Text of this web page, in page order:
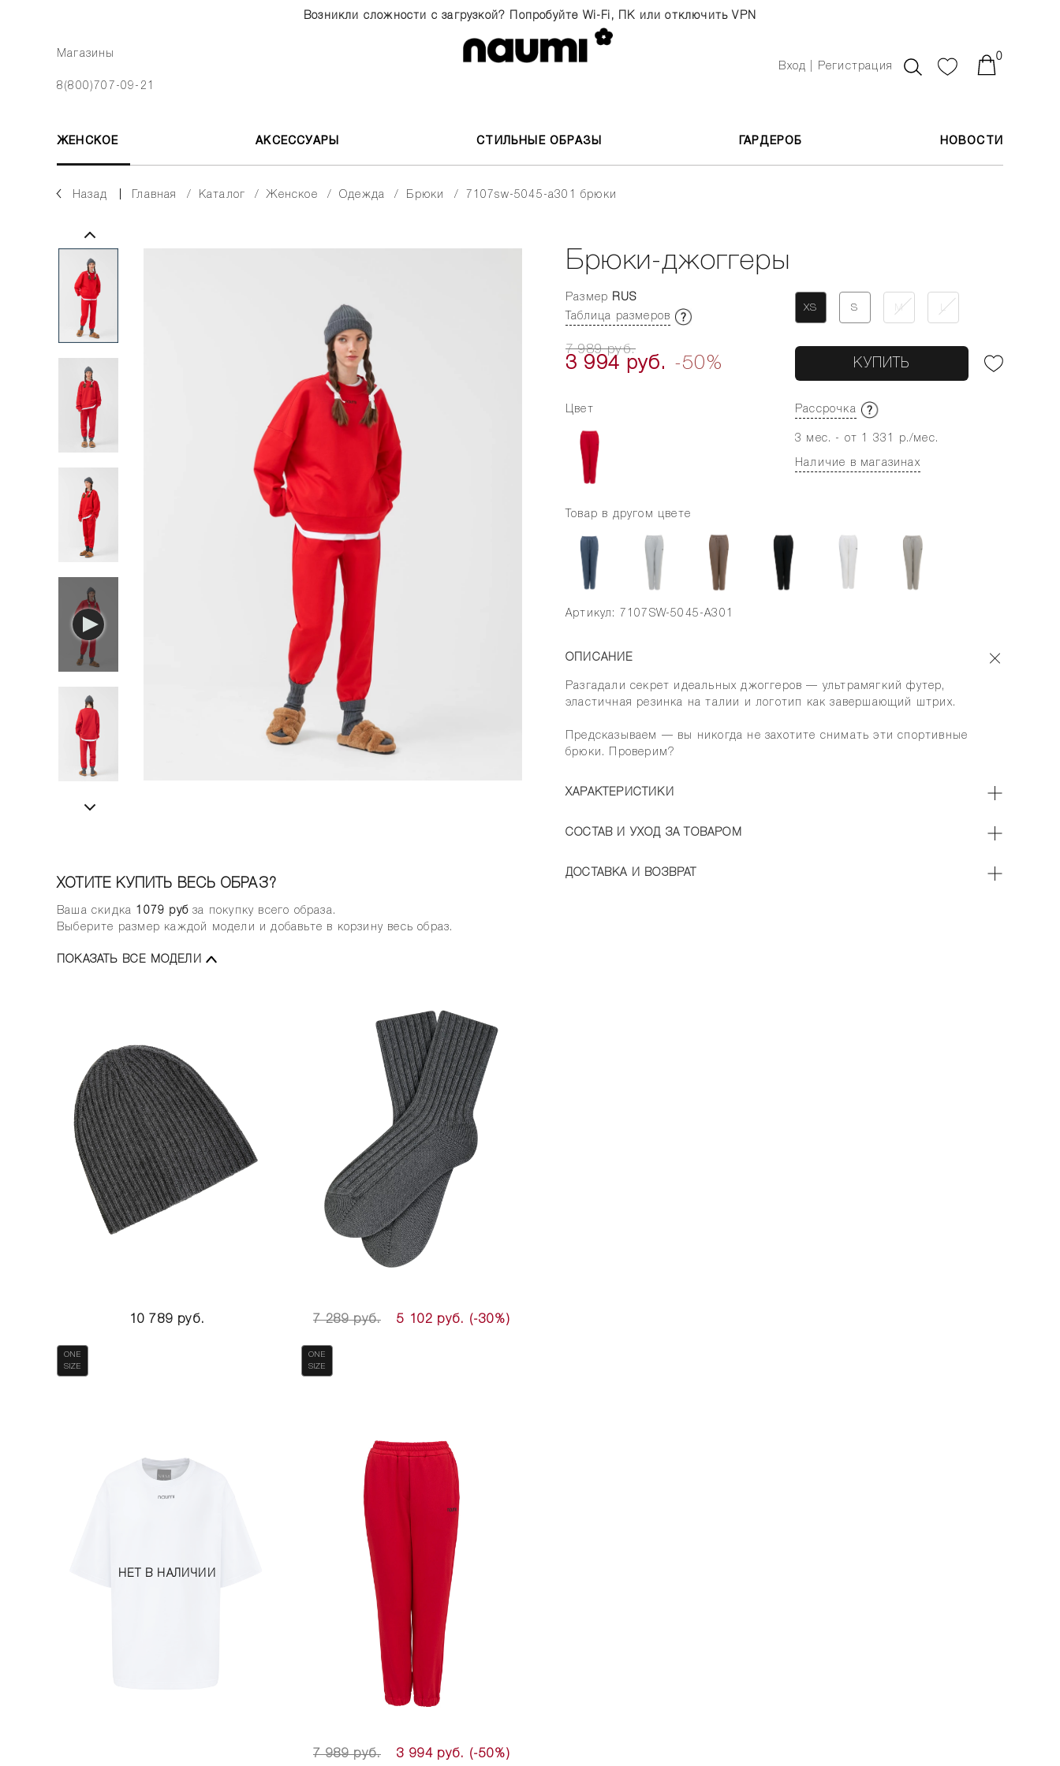
Возникли сложности с загрузкой? Попробуйте Wi-Fi, ПК или отключить VPN
Магазины
8(800)707-09-21
Вход | Регистрация
0
ЖЕНСКОЕ АКСЕССУАРЫ СТИЛЬНЫЕ ОБРАЗЫ ГАРДЕРОБ НОВОСТИ
Назад главная каталог женское одежда брюки 7107sw-5045-a301 брюки
Брюки-джоггеры
Размер
RUS
Таблица размеров
XS S M L
7 989 руб.
3 994 руб. -50% КУПИТЬ
Цвет Рассрочка
3 мес. - от 1 331 р./мес.
Наличие в магазинах
Товар в другом цвете
Артикул: 7107SW-5045-A301
ХОТИТЕ КУПИТЬ ВЕСЬ ОБРАЗ?
Ваша скидка 1079 руб за покупку всего образа.
Выберите размер каждой модели и добавьте в корзину весь образ.
ПОКАЗАТЬ ВСЕ МОДЕЛИ
10 789 руб.
ONE
SIZE
7 289 руб. 5 102 руб. (-30%)
ONE
SIZE
НЕТ В НАЛИЧИИ
7 989 руб. 3 994 руб. (-50%)
ОПИСАНИЕ
Разгадали секрет идеальных джоггеров — ультрамягкий футер,
эластичная резинка на талии и логотип как завершающий штрих.
Предсказываем — вы никогда не захотите снимать эти спортивные
брюки. Проверим?
ХАРАКТЕРИСТИКИ
СОСТАВ И УХОД ЗА ТОВАРОМ
ДОСТАВКА И ВОЗВРАТ